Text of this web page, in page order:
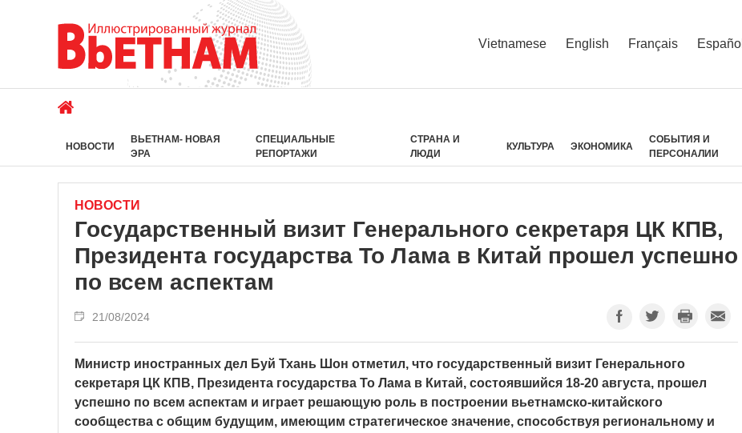
Vietnamese English Français Español
НОВОСТИ
ВЬЕТНАМ- НОВАЯ
ЭРА
СПЕЦИАЛЬНЫЕ
РЕПОРТАЖИ
СТРАНА И
ЛЮДИ
КУЛЬТУРА ЭКОНОМИКА
СОБЫТИЯ И
ПЕРСОНАЛИИ
НОВОСТИ
Государственный визит Генерального секретаря ЦК КПВ,
Президента государства То Лама в Китай прошел успешно
по всем аспектам
21/08/2024
Министр иностранных дел Буй Тхань Шон отметил, что государственный визит Генерального
секретаря ЦК КПВ, Президента государства То Лама в Китай, состоявшийся 18-20 августа, прошел
успешно по всем аспектам и играет решающую роль в построении вьетнамcко-китайского
сообщества с общим будущим, имеющим стратегическое значение, способствуя региональному и